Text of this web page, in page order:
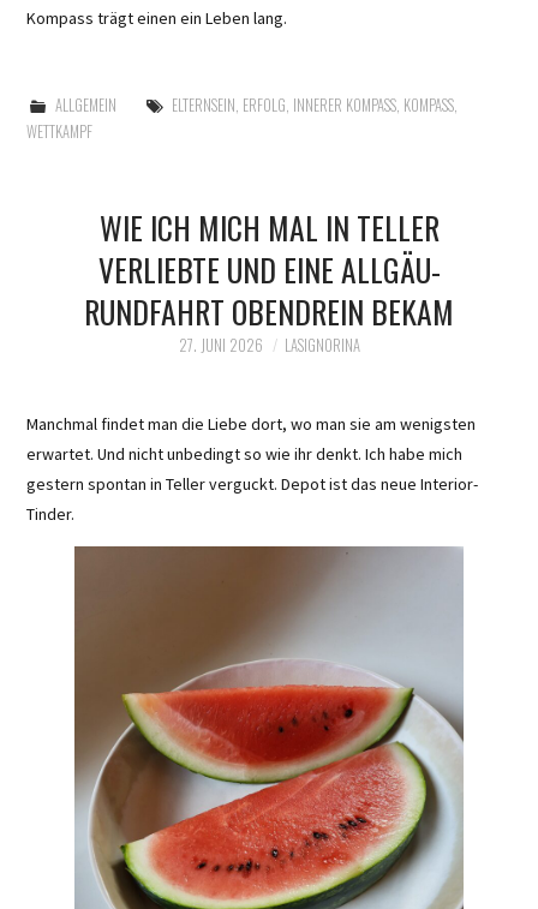
Kompass trägt einen ein Leben lang.
ALLGEMEIN ELTERNSEIN ERFOLG INNERER KOMPASS, KOMPASS,
WETTKAMPF
WIE ICH MICH MAL IN TELLER
VERLIEBTE UND EINE ALLGÄU-
RUNDFAHRT OBENDREIN BEKAM
27. JUNI 2026 LASIGNORINA
Manchmal findet man die Liebe dort, wo man sie am wenigsten
erwartet. Und nicht unbedingt so wie ihr denkt. Ich habe mich
gestern spontan in Teller verguckt. Depot ist das neue Interior-
Tinder.